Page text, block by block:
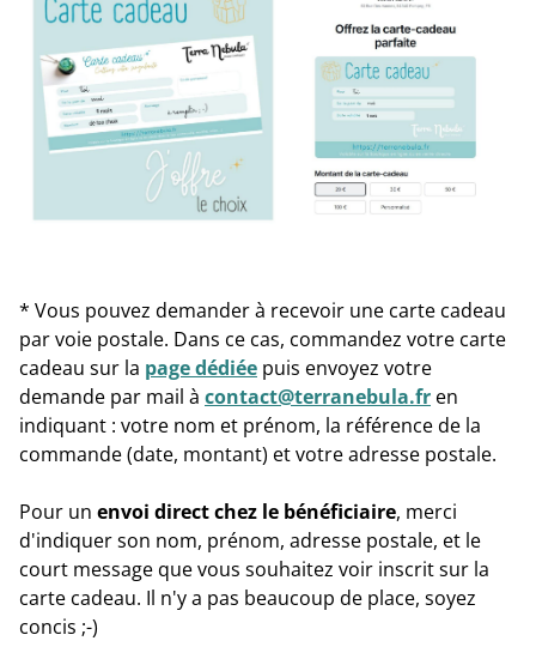
* Vous pouvez demander à recevoir une carte cadeau
par voie postale. Dans ce cas, commandez votre carte
cadeau sur la page dédiée puis envoyez votre
demande par mail à contact@terranebula.fr en
indiquant : votre nom et prénom, la référence de la
commande (date, montant) et votre adresse postale.
Pour un envoi direct chez le bénéficiaire, merci
d'indiquer son nom, prénom, adresse postale, et le
court message que vous souhaitez voir inscrit sur la
carte cadeau. Il n'y a pas beaucoup de place, soyez
concis ;-)